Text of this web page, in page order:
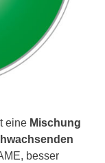
eine Mischung
besser